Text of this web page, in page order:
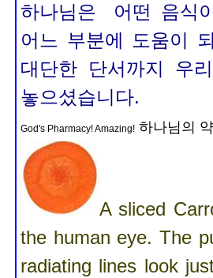
하나님은 어떤 음식
어느 부분에 도움이
대단한 단서까지 우
놓으셨습니다.
God's Pharmacy! Amazing! 하나님의
A sliced
the human eye. The
radiating lines look